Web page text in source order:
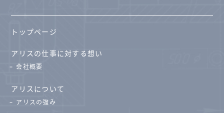
トップページ
アリスの仕事に対する想い
会社概要
アリスについて
アリスの強み